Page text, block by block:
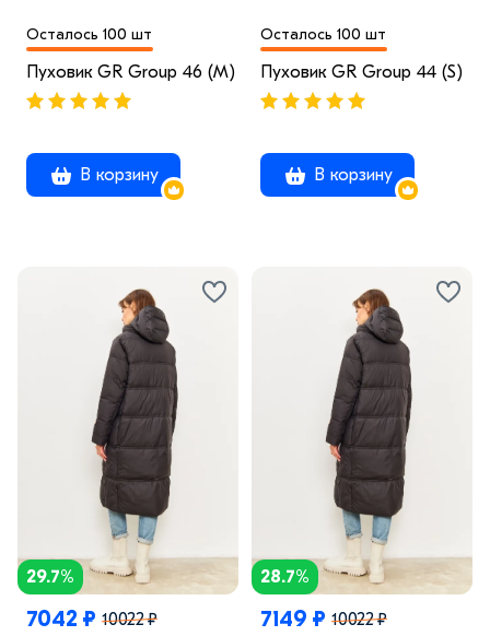
Осталось 100 шт
Пуховик GR Group 46 (M)
В корзину
Осталось 100 шт
Пуховик GR Group 44 (S)
В корзину
29.7%
7042 ₽ 10022 ₽
28.7%
7149 ₽ 10022 ₽